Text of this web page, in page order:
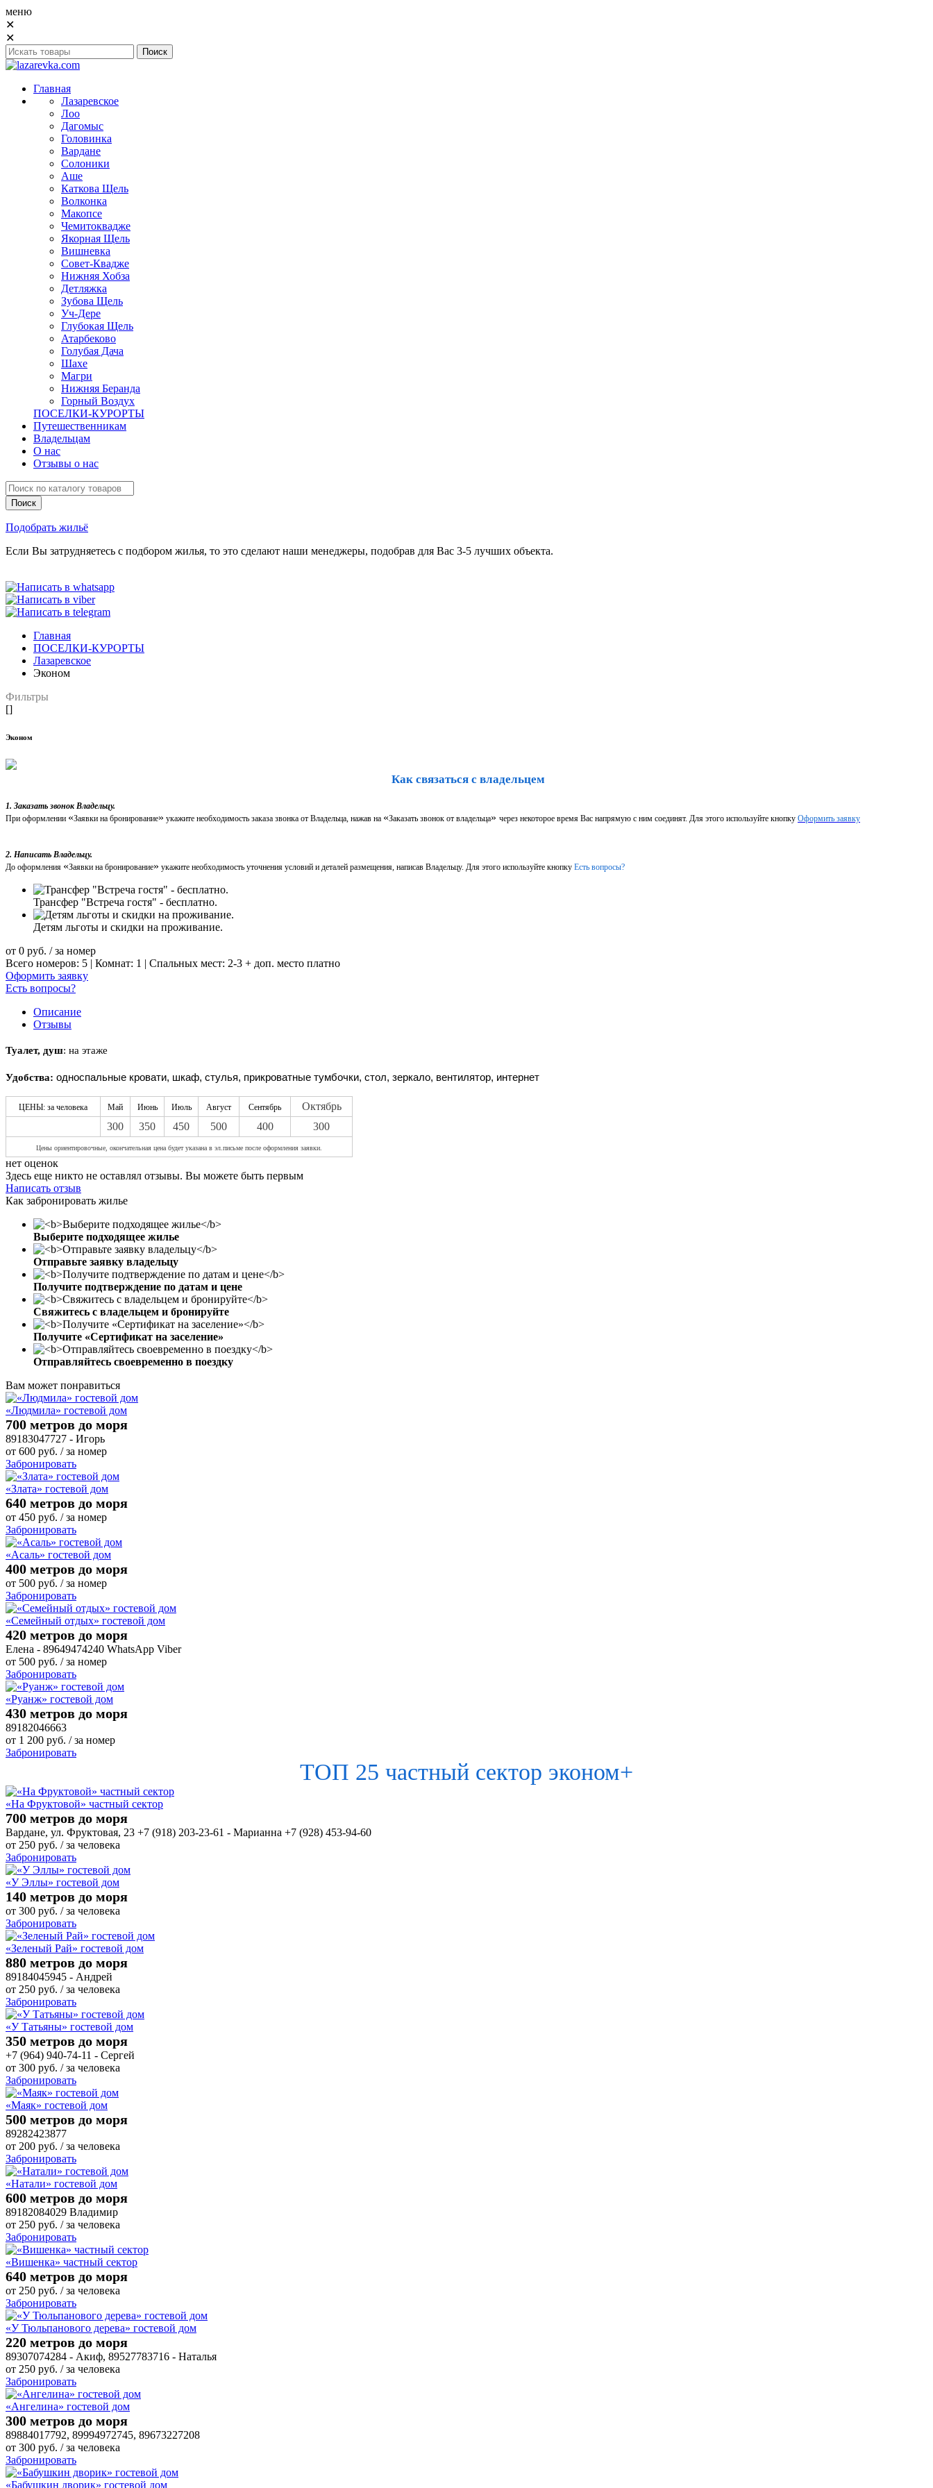
меню
✕
✕
Главная
Лазаревское
Лоо
Дагомыс
Головинка
Вардане
Солоники
Аше
Каткова Щель
Волконка
Макопсе
Чемитоквадже
Якорная Щель
Вишневка
Совет-Квадже
Нижняя Хобза
Детляжка
Зубова Щель
Уч-Дере
Глубокая Щель
Атарбеково
Голубая Дача
Шахе
Магри
Нижняя Беранда
Горный Воздух
ПОСЕЛКИ-КУРОРТЫ
Путешественникам
Владельцам
О нас
Отзывы о нас
Подобрать жильё
Если Вы затрудняетесь с подбором жилья, то это сделают наши менеджеры, подобрав для Вас 3-5 лучших объекта.
Главная
ПОСЕЛКИ-КУРОРТЫ
Лазаревское
Эконом
Фильтры
[]
Эконом
Как связаться с владельцем
1. Заказать звонок Владельцу.
При оформлении «Заявки на бронирование» укажите необходимость заказа звонка от Владельца, нажав на «Заказать звонок от владельца» через некоторое время Вас напрямую с ним соединят. Для этого используйте кнопку Оформить заявку
2. Написать Владельцу.
До оформления «Заявки на бронирование» укажите необходимость уточнения условий и деталей размещения, написав Владельцу. Для этого используйте кнопку Есть вопросы?
Трансфер "Встреча гостя" - бесплатно.
Детям льготы и скидки на проживание.
от 0 руб. / за номер
Всего номеров: 5 | Комнат: 1 | Спальных мест: 2-3 + доп. место платно
Оформить заявку
Есть вопросы?
Описание
Отзывы
Туалет, душ: на этаже
Удобства: односпальные кровати, шкаф, стулья, прикроватные тумбочки, стол, зеркало, вентилятор, интернет
ЦЕНЫ: за человека Май Июнь Июль Август Сентябрь
Октябрь
300
350 450 500 400 300
Цены ориентировочные, окончательная цена будет указана в эл.письме после оформления заявки.
нет оценок
Здесь еще никто не оставлял отзывы. Вы можете быть первым
Написать отзыв
Как забронировать жилье
Выберите подходящее жилье
Отправьте заявку владельцу
Получите подтверждение по датам и цене
Свяжитесь с владельцем и бронируйте
Получите «Сертификат на заселение»
Отправляйтесь своевременно в поездку
Вам может понравиться
«Людмила» гостевой дом
700 метров до моря
89183047727 - Игорь
от 600 руб. / за номер
Забронировать
«Злата» гостевой дом
640 метров до моря
от 450 руб. / за номер
Забронировать
«Асаль» гостевой дом
400 метров до моря
от 500 руб. / за номер
Забронировать
«Семейный отдых» гостевой дом
420 метров до моря
Елена - 89649474240 WhatsApp Viber
от 500 руб. / за номер
Забронировать
«Руанж» гостевой дом
430 метров до моря
89182046663
от 1 200 руб. / за номер
Забронировать
ТОП 25 частный сектор эконом+
«На Фруктовой» частный сектор
700 метров до моря
Вардане, ул. Фруктовая, 23 +7 (918) 203-23-61 - Марианна +7 (928) 453-94-60
от 250 руб. / за человека
Забронировать
«У Эллы» гостевой дом
140 метров до моря
от 300 руб. / за человека
Забронировать
«Зеленый Рай» гостевой дом
880 метров до моря
89184045945 - Андрей
от 250 руб. / за человека
Забронировать
«У Татьяны» гостевой дом
350 метров до моря
+7 (964) 940-74-11 - Сергей
от 300 руб. / за человека
Забронировать
«Маяк» гостевой дом
500 метров до моря
89282423877
от 200 руб. / за человека
Забронировать
«Натали» гостевой дом
600 метров до моря
89182084029 Владимир
от 250 руб. / за человека
Забронировать
«Вишенка» частный сектор
640 метров до моря
от 250 руб. / за человека
Забронировать
«У Тюльпанового дерева» гостевой дом
220 метров до моря
89307074284 - Акиф, 89527783716 - Наталья
от 250 руб. / за человека
Забронировать
«Ангелина» гостевой дом
300 метров до моря
89884017792, 89994972745, 89673227208
от 300 руб. / за человека
Забронировать
«Бабушкин дворик» гостевой дом